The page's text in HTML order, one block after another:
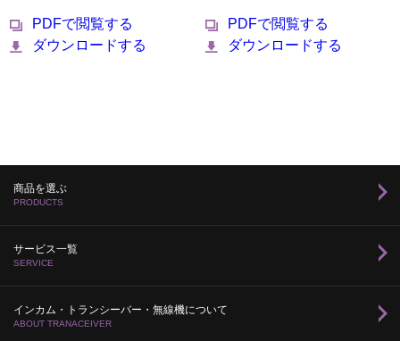
PDFで閲覧する
ダウンロードする
PDFで閲覧する
ダウンロードする
商品を選ぶ
PRODUCTS
サービス一覧
SERVICE
インカム・トランシーバー・無線機について
ABOUT TRANACEIVER